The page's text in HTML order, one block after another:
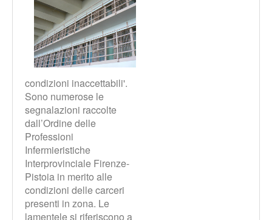
condizioni inaccettabili'.
Sono numerose le
segnalazioni raccolte
dall’Ordine delle
Professioni
Infermieristiche
Interprovinciale Firenze-
Pistoia in merito alle
condizioni delle carceri
presenti in zona. Le
lamentele si riferiscono a